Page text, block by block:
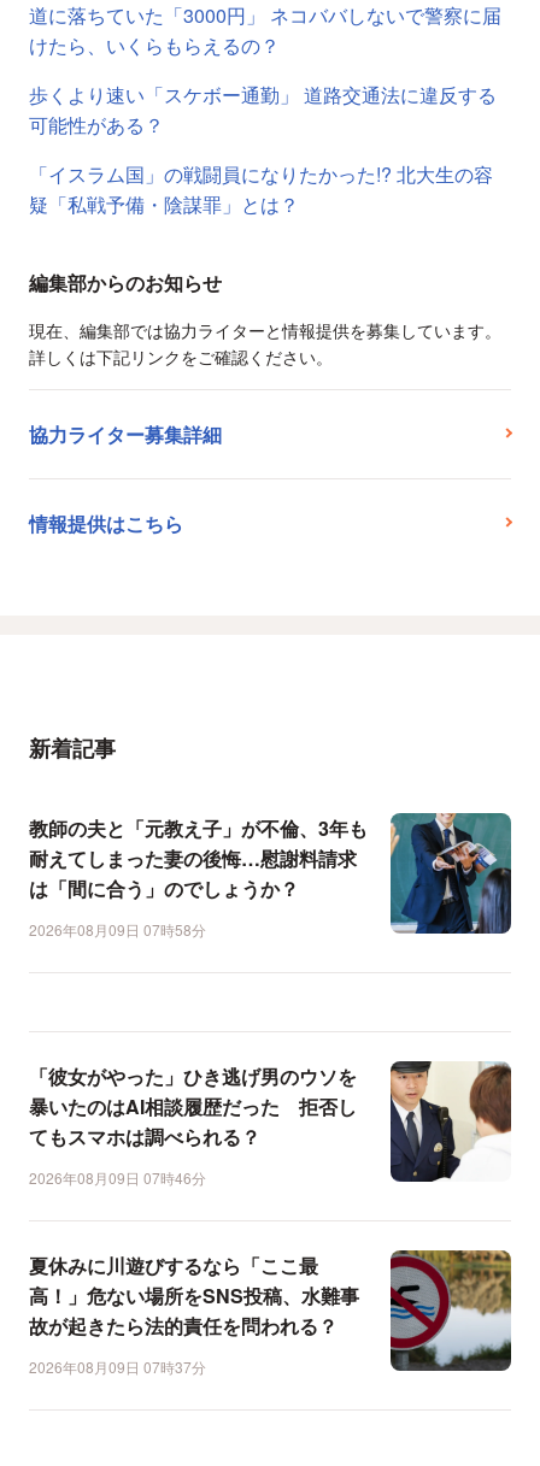
道に落ちていた「3000円」 ネコババしないで警察に届
けたら、いくらもらえるの？
歩くより速い「スケボー通勤」 道路交通法に違反する
可能性がある？
「イスラム国」の戦闘員になりたかった!? 北大生の容
疑「私戦予備・陰謀罪」とは？
編集部からのお知らせ
現在、編集部では協力ライターと情報提供を募集しています。
詳しくは下記リンクをご確認ください。
協力ライター募集詳細
情報提供はこちら
新着記事
教師の夫と「元教え子」が不倫、3年も
耐えてしまった妻の後悔…慰謝料請求
は「間に合う」のでしょうか？
2026年08月09日 07時58分
「彼女がやった」ひき逃げ男のウソを
暴いたのはAI相談履歴だった 拒否し
てもスマホは調べられる？
2026年08月09日 07時46分
夏休みに川遊びするなら「ここ最
高！」危ない場所をSNS投稿、水難事
故が起きたら法的責任を問われる？
2026年08月09日 07時37分